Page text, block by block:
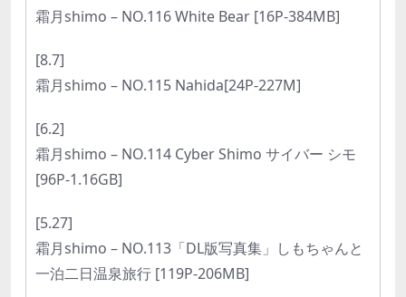
霜月shimo – NO.116 White Bear [16P-384MB]
[8.7]
霜月shimo – NO.115 Nahida[24P-227M]
[6.2]
霜月shimo – NO.114 Cyber Shimo サイバー シモ
[96P-1.16GB]
[5.27]
霜月shimo – NO.113「DL版写真集」しもちゃんと
一泊二日温泉旅行 [119P-206MB]